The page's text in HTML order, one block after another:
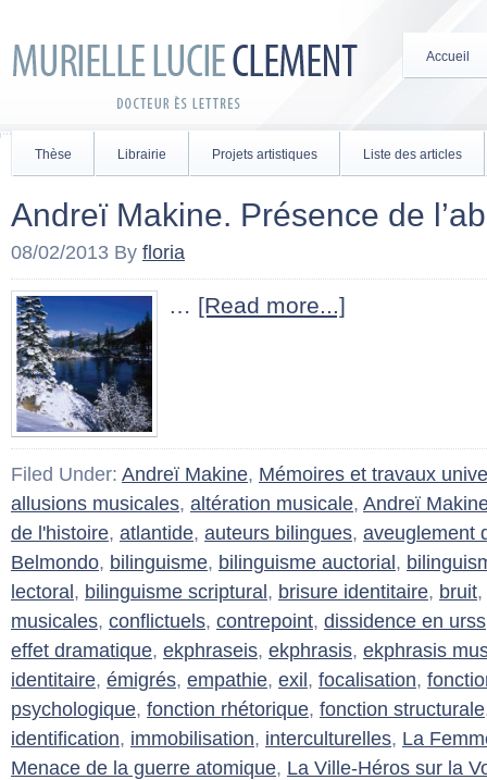
Accueil
Thèse Librairie Projets artistiques Liste des articles
Andreï Makine. Présence de
08/02/2013 By floria
… [Read more...]
Filed Under: Andreï Makine, Mémoires et travaux
allusions musicales, altération musicale, Andreï
de l'histoire, atlantide, auteurs bilingues, aveuglement
Belmondo, bilinguisme, bilinguisme auctorial ,
lectoral , bilinguisme scriptural , brisure identitaire, bruit,
musicales, conflictuels, contrepoint, dissidence en urss
effet dramatique, ekphraseis, ekphrasis, ekphrasis
identitaire, émigrés, empathie, exil , focalisation,
psychologique, fonction rhétorique, fonction structurale
identification, immobilisation, interculturelles, La
Menace de la guerre atomique, La Ville-Héros sur la